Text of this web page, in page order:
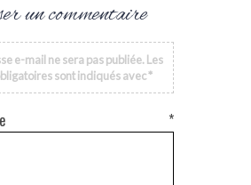
un commentaire
e-mail ne sera pas publiée. Les
sont indiqués avec*
*